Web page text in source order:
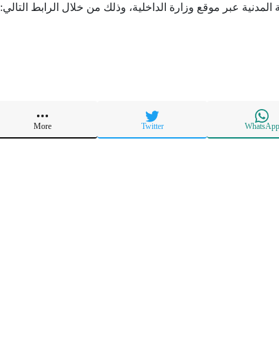
عبر موقع وزارة الداخلية، وذلك من خلال الرابط التالي:
WhatsApp
Twitter
More